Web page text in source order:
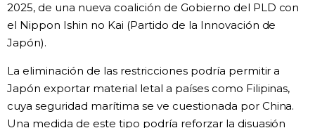
2025, de una nueva coalición de Gobierno del PLD con
el Nippon Ishin no Kai (Partido de la Innovación de
Japón).
La eliminación de las restricciones podría permitir a
Japón exportar material letal a países como Filipinas,
cuya seguridad marítima se ve cuestionada por China.
Una medida de este tipo podría reforzar la disuasión